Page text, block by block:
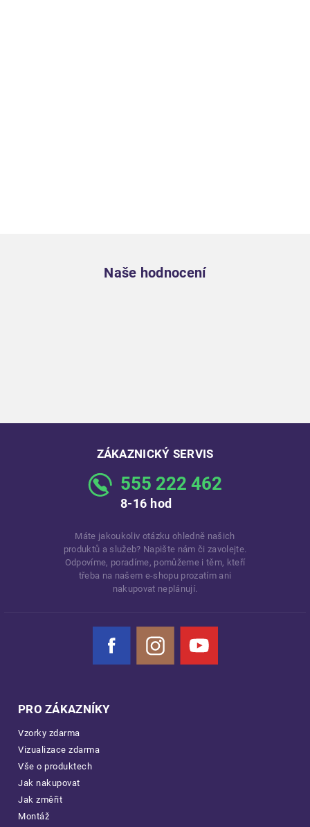
Naše hodnocení
ZÁKAZNICKÝ SERVIS
555 222 462
8-16 hod
Máte jakoukoliv otázku ohledně našich
produktů a služeb? Napište nám či zavolejte.
Odpovíme, poradíme, pomůžeme i těm, kteří
třeba na našem e-shopu prozatím ani
nakupovat neplánují.
Facebook Instagram YouTube
PRO ZÁKAZNÍKY
Vzorky zdarma
Vizualizace zdarma
Vše o produktech
Jak nakupovat
Jak změřit
Montáž